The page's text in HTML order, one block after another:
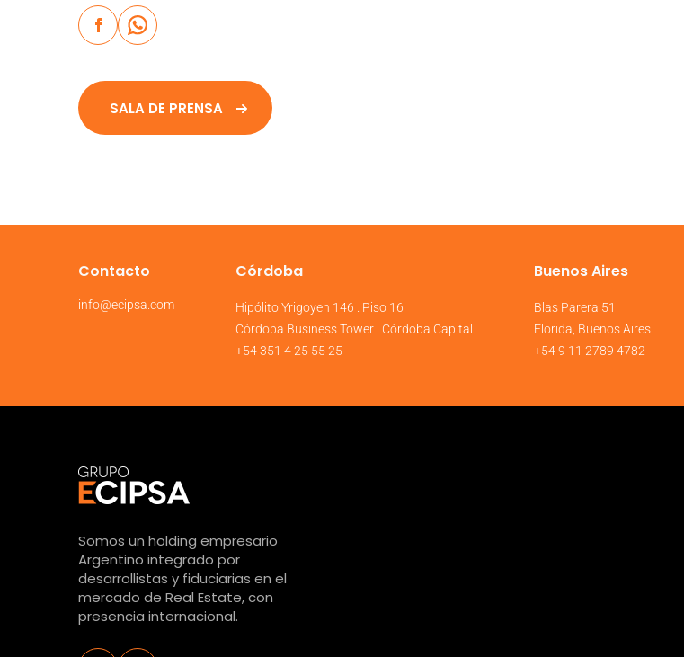
SALA DE PRENSA
Contacto
info@ecipsa.com
Córdoba
Hipólito Yrigoyen 146 . Piso 16
Córdoba Business Tower . Córdoba Capital
+54 351 4 25 55 25
Buenos Aires
Blas Parera 51
Florida, Buenos Aires
+54 9 11 2789 4782
Somos un holding empresario
Argentino integrado por
desarrollistas y fiduciarias en el
mercado de Real Estate, con
presencia internacional.